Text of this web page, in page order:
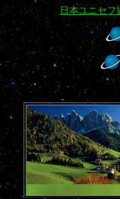
日本ユニセ